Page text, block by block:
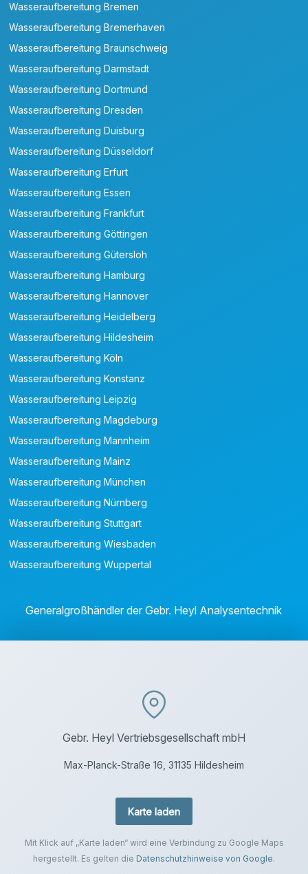
Wasseraufbereitung Bremen
Wasseraufbereitung Bremerhaven
Wasseraufbereitung Braunschweig
Wasseraufbereitung Darmstadt
Wasseraufbereitung Dortmund
Wasseraufbereitung Dresden
Wasseraufbereitung Duisburg
Wasseraufbereitung Düsseldorf
Wasseraufbereitung Erfurt
Wasseraufbereitung Essen
Wasseraufbereitung Frankfurt
Wasseraufbereitung Göttingen
Wasseraufbereitung Gütersloh
Wasseraufbereitung Hamburg
Wasseraufbereitung Hannover
Wasseraufbereitung Heidelberg
Wasseraufbereitung Hildesheim
Wasseraufbereitung Köln
Wasseraufbereitung Konstanz
Wasseraufbereitung Leipzig
Wasseraufbereitung Magdeburg
Wasseraufbereitung Mannheim
Wasseraufbereitung Mainz
Wasseraufbereitung München
Wasseraufbereitung Nürnberg
Wasseraufbereitung Stuttgart
Wasseraufbereitung Wiesbaden
Wasseraufbereitung Wuppertal
Generalgroßhändler der Gebr. Heyl Analysentechnik
Gebr. Heyl Vertriebsgesellschaft mbH
Max-Planck-Straße 16, 31135 Hildesheim
Karte laden
Mit Klick auf „Karte laden“ wird eine Verbindung zu Google Maps
hergestellt. Es gelten die Datenschutzhinweise von Google.